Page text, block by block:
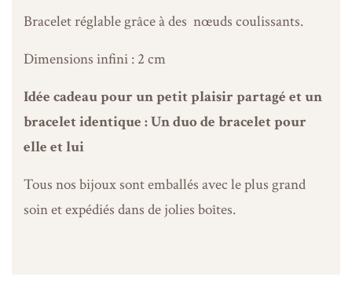
Bracelet réglable grâce à des nœuds coulissants.
Dimensions infini : 2 cm
Idée cadeau pour un petit plaisir partagé et un
bracelet identique : Un duo de bracelet pour
elle et lui
Tous nos bijoux sont emballés avec le plus grand
soin et expédiés dans de jolies boîtes.